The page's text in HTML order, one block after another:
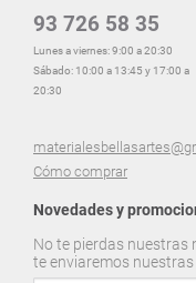
93 726 58 35
Lunes a viernes: 9:00 a 20:30
Sábado: 10:00 a 13:45 y 17:00 a
20:30
Cómo comprar
Novedades y
No te pierdas nuestras
te enviaremos nuestras